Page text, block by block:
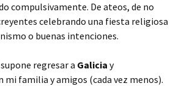
compulsivamente. De ateos, de no
celebrando una fiesta religiosa
o buenas intenciones.
regresar a Galicia y
mi familia y amigos (cada vez menos).